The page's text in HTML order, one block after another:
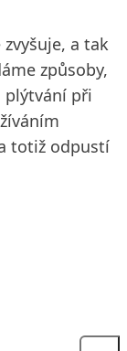
a tak
způsoby,
plýtvání při
totiž odpustí